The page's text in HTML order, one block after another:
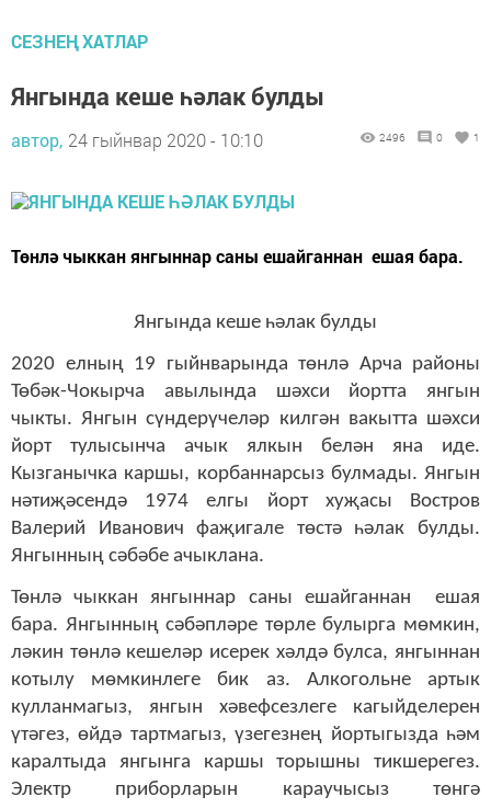
СЕЗНЕҢ ХАТЛАР
Янгында кеше һәлак булды
автор, 24 гыйнвар 2020 - 10:10 2496 0 1
Төнлә чыккан янгыннар саны ешайганнан ешая бара.
Янгында кеше һәлак булды
2020 елның 19 гыйнварында төнлә Арча районы
Төбәк-Чокырча авылында шәхси йортта янгын
чыкты. Янгын сүндерүчеләр килгән вакытта шәхси
йорт тулысынча ачык ялкын белән яна иде.
Кызганычка каршы, корбаннарсыз булмады. Янгын
нәтиҗәсендә 1974 елгы йорт хуҗасы Востров
Валерий Иванович фаҗигале төстә һәлак булды.
Янгынның сәбәбе ачыклана.
Төнлә чыккан янгыннар саны ешайганнан ешая
бара. Янгынның сәбәпләре төрле булырга мөмкин,
ләкин төнлә кешеләр исерек хәлдә булса, янгыннан
котылу мөмкинлеге бик аз. Алкогольне артык
кулланмагыз, янгын хәвефсезлеге кагыйделерен
үтәгез, өйдә тартмагыз, үзегезнең йортыгызда һәм
каралтыда янгынга каршы торышны тикшерегез.
Электр приборларын караучысыз төнгә